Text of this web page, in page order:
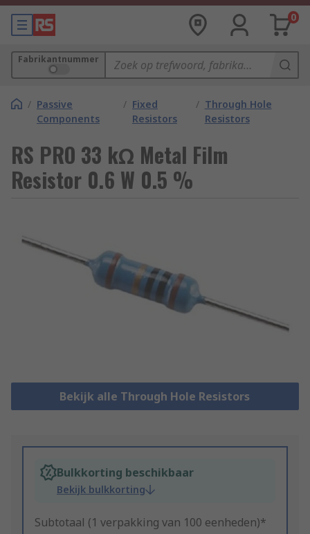
0
Fabrikantnummer
/ Passive
Components
/ Fixed
Resistors
/ Through Hole
Resistors
RS PRO 33 kΩ Metal Film
Resistor 0.6 W 0.5 %
Bekijk alle Through Hole Resistors
Bulkkorting beschikbaar
Bekijk bulkkorting
Subtotaal (1 verpakking van 100 eenheden)*